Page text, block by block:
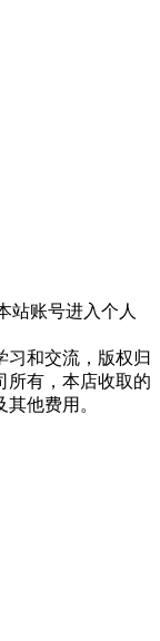
站账号进入个人
习和交流，版权归
所有，本店收取的
他费用。